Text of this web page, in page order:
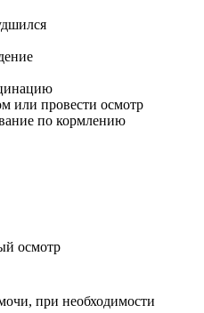
или провести осмотр
по кормлению
осмотр
при необходимости